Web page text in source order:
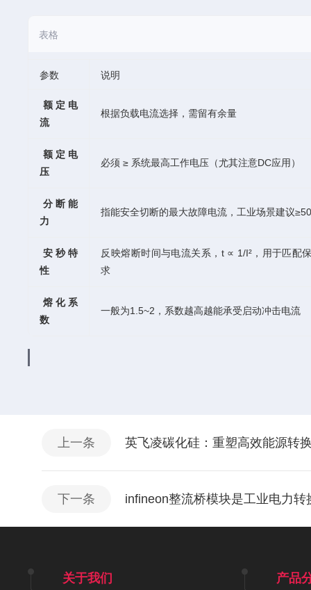
表格
参数 说明
额定电
流
根据负载电流选择，需留有余量
额定电
压
必须 ≥ 系统最高工作电压（尤其注意DC应用）
分断能
力
指能安全切断的最大故障电流，工业场景建议
安秒特
性
反映熔断时间与电流关系，t ∝ 1/I²，用于匹配
求
熔化系
数
一般为1.5~2，系数越高越能承受启动冲击电流
上一条 英飞凌碳化硅：重塑高效能源转
下一条 infineon整流桥模块是工业电力转
关于我们 产品